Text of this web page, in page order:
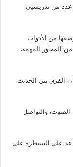
الموافق 15/6/2026، بحضور عدد من تدريسيي
من الأدوات
المحاور المهمة،
الفرق بين الحديث
الصوت، والتواصل
على السيطرة على